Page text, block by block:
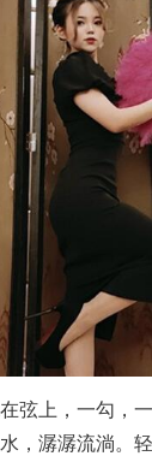
弦上，一勾，
，潺潺流淌。